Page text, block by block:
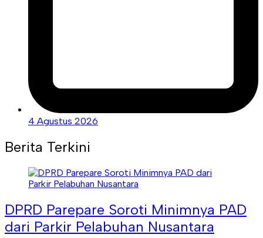
4 Agustus 2026
Berita Terkini
DPRD Parepare Soroti Minimnya PAD
dari Parkir Pelabuhan Nusantara